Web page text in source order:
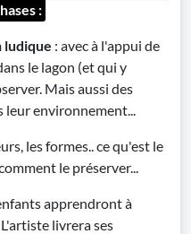
:
ludique : avec à l'appui de
le lagon (et qui y
Mais aussi des
leur environnement...
les formes.. ce qu'est le
le préserver...
apprendront à
livrera ses